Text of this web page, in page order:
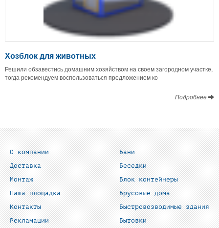
Хозблок для животных
Решили обзавестись домашним хозяйством на своем загородном участке,
тогда рекомендуем воспользоваться предложением ко
Подробнее
О компании
Доставка
Монтаж
Наша площадка
Контакты
Рекламации
Бани
Беседки
Блок контейнеры
Брусовые дома
Быстровозводимые здания
Бытовки